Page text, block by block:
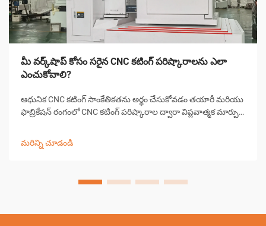
మీ వర్క్‌షాప్ కోసం సరైన CNC కటింగ్ పరిష్కారాలను ఎలా
ఎంచుకోవాలి?
ఆధునిక CNC కటింగ్ సాంకేతికతను అర్థం చేసుకోవడం తయారీ మరియు
ఫాబ్రికేషన్ రంగంలో CNC కటింగ్ పరిష్కారాల ద్వారా విప్లవాత్మక మార్పు
మరిన్ని చూడండి